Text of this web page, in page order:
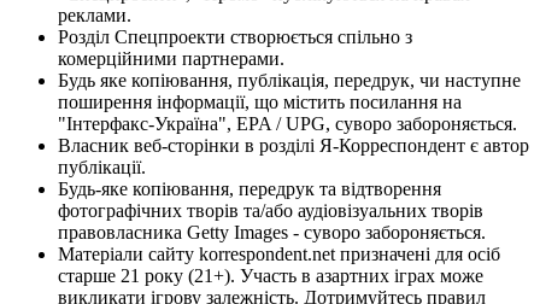
реклами.
Розділ Спецпроекти створюється спільно з
комерційними партнерами.
Будь яке копіювання, публікація, передрук, чи наступне
поширення інформації, що містить посилання на
"Інтерфакс-Україна", EPA / UPG, суворо забороняється.
Власник веб-сторінки в розділі Я-Корреспондент є автор
публікації.
Будь-яке копіювання, передрук та відтворення
фотографічних творів та/або аудіовізуальних творів
правовласника Getty Images - суворо забороняється.
Матеріали сайту korrespondent.net призначені для осіб
старше 21 року (21+). Участь в азартних іграх може
викликати ігрову залежність. Дотримуйтесь правил